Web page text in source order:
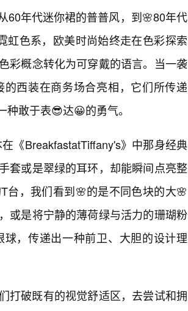
60年代迷你裙的普普风，到🌸80年代
虹色系，欧美时尚始终走在色彩探索
彩概念转化为可穿戴的语言。当一袭
西装在商务场合亮相，它们所传递
敢于表😎达😀的勇气。
《BreakfastatTiffany's》中那身经典
套或是翠绿的耳环，却能瞬间点亮整
台，我们看到🌸的是不同色块的大🌸
或是将宁静的薄荷绿与活力的珊瑚粉
，传递出一种前卫、大胆的设计理
打破既有的视觉舒适区，去尝试和拥